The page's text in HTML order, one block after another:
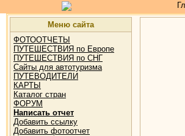
Меню сайта
ФОТООТЧЕТЫ
ПУТЕШЕСТВИЯ по Европе
ПУТЕШЕСТВИЯ по СНГ
Сайты для автотуризма
ПУТЕВОДИТЕЛИ
КАРТЫ
Каталог стран
ФОРУМ
Написать отчет
Добавить ссылку
Добавить фотоотчет